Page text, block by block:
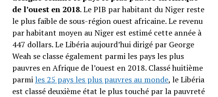
de l’ouest en 2018. Le PIB par habitant du Niger reste
le plus faible de sous-région ouest africaine. Le revenu
par habitant moyen au Niger est estimé cette année à
447 dollars. Le Libéria aujourd’hui dirigé par George
Weah se classe également parmi les pays les plus
pauvres en Afrique de l’ouest en 2018. Classé huitième
parmi les 25 pays les plus pauvres au monde, le Libéria
est classé deuxième état le plus touché par la pauvreté